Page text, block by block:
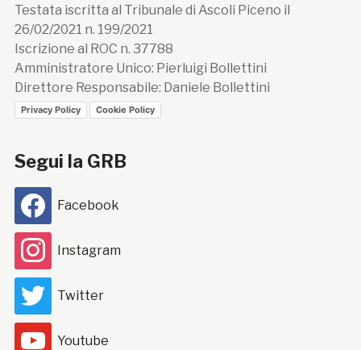
Testata iscritta al Tribunale di Ascoli Piceno il
26/02/2021 n. 199/2021
Iscrizione al ROC n. 37788
Amministratore Unico: Pierluigi Bollettini
Direttore Responsabile: Daniele Bollettini
Privacy Policy Cookie Policy
Segui la GRB
Facebook
Instagram
Twitter
Youtube